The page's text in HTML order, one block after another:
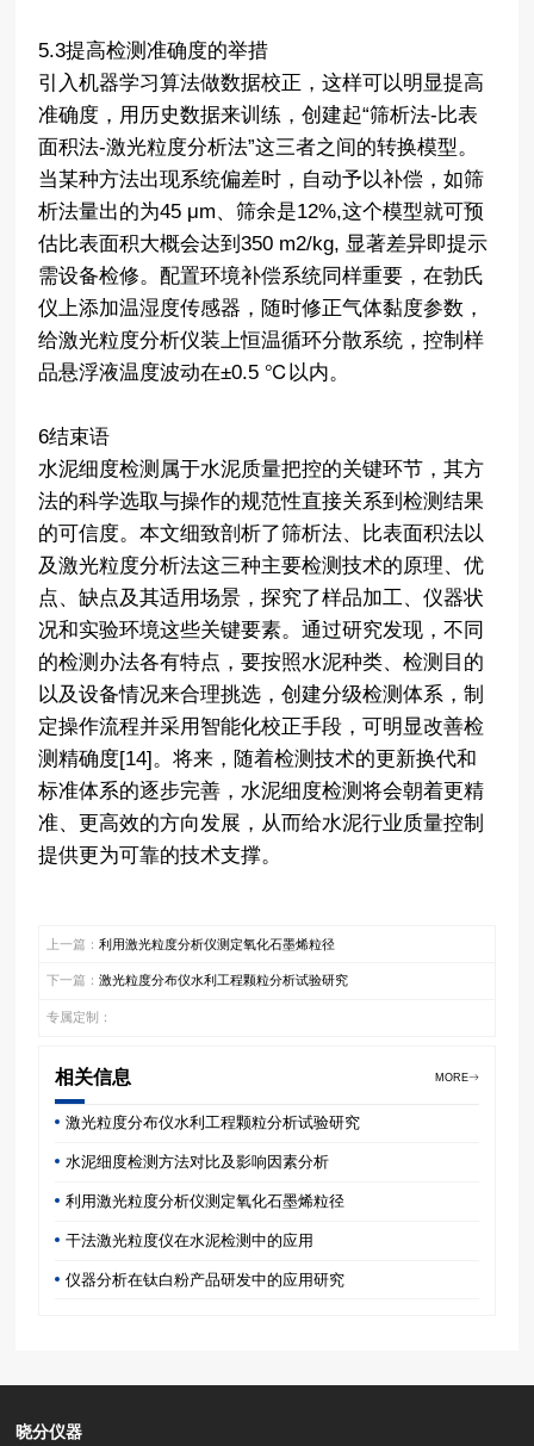
5.3提高检测准确度的举措
引入机器学习算法做数据校正，这样可以明显提高
准确度，用历史数据来训练，创建起“筛析法-比表
面积法-激光粒度分析法”这三者之间的转换模型。
当某种方法出现系统偏差时，自动予以补偿，如筛
析法量出的为45 μm、筛余是12%,这个模型就可预
估比表面积大概会达到350 m2/kg, 显著差异即提示
需设备检修。配置环境补偿系统同样重要，在勃氏
仪上添加温湿度传感器，随时修正气体黏度参数，
给激光粒度分析仪装上恒温循环分散系统，控制样
品悬浮液温度波动在±0.5 ℃以内。
6结束语
水泥细度检测属于水泥质量把控的关键环节，其方
法的科学选取与操作的规范性直接关系到检测结果
的可信度。本文细致剖析了筛析法、比表面积法以
及激光粒度分析法这三种主要检测技术的原理、优
点、缺点及其适用场景，探究了样品加工、仪器状
况和实验环境这些关键要素。通过研究发现，不同
的检测办法各有特点，要按照水泥种类、检测目的
以及设备情况来合理挑选，创建分级检测体系，制
定操作流程并采用智能化校正手段，可明显改善检
测精确度[14]。将来，随着检测技术的更新换代和
标准体系的逐步完善，水泥细度检测将会朝着更精
准、更高效的方向发展，从而给水泥行业质量控制
提供更为可靠的技术支撑。
上一篇： 利用激光粒度分析仪测定氧化石墨烯粒径
下一篇： 激光粒度分布仪水利工程颗粒分析试验研究
专属定制：
相关信息 MORE
激光粒度分布仪水利工程颗粒分析试验研究
水泥细度检测方法对比及影响因素分析
利用激光粒度分析仪测定氧化石墨烯粒径
干法激光粒度仪在水泥检测中的应用
仪器分析在钛白粉产品研发中的应用研究
晓分仪器